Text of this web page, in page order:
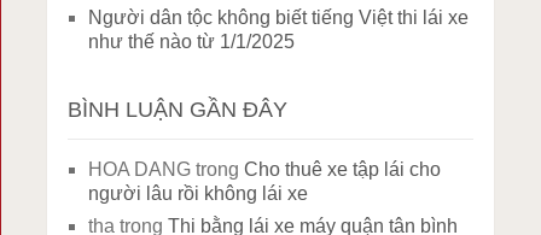
Người dân tộc không biết tiếng Việt thi lái xe
như thế nào từ 1/1/2025
BÌNH LUẬN GẦN ĐÂY
HOA DANG trongCho thuê xe tập lái cho
người lâu rồi không lái xe
tha trongThi bằng lái xe máy quận tân bình